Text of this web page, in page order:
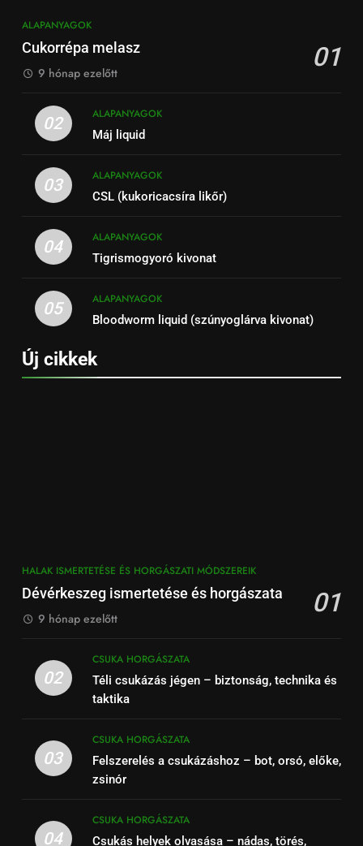
ALAPANYAGOK
Cukorrépa melasz 01
9 hónap ezelőtt
02
ALAPANYAGOK
Máj liquid
03
ALAPANYAGOK
CSL (kukoricacsíra likőr)
04
ALAPANYAGOK
Tigrismogyoró kivonat
05
ALAPANYAGOK
Bloodworm liquid (szúnyoglárva kivonat)
Új cikkek
HALAK ISMERTETÉSE ÉS HORGÁSZATI MÓDSZEREIK
Dévérkeszeg ismertetése és horgászata 01
9 hónap ezelőtt
02
CSUKA HORGÁSZATA
Téli csukázás jégen – biztonság, technika és
taktika
03
CSUKA HORGÁSZATA
Felszerelés a csukázáshoz – bot, orsó, előke,
zsinór
04
CSUKA HORGÁSZATA
Csukás helyek olvasása – nádas, törés,